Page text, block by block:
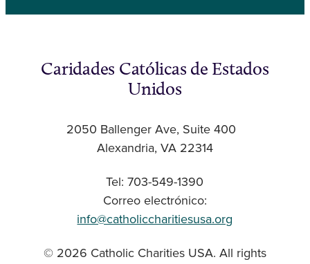
Caridades Católicas de Estados
Unidos
2050 Ballenger Ave, Suite 400
Alexandria, VA 22314
Tel: 703-549-1390
Correo electrónico:
info@catholiccharitiesusa.org
© 2026 Catholic Charities USA. All rights